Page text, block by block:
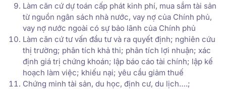
Làm căn cứ dự toán cấp phát kinh phí, mua sắm tài sản
từ nguồn ngân sách nhà nước, vay nợ của Chính phủ,
vay nợ nước ngoài có sự bảo lãnh của Chính phủ
Làm căn cứ tư vấn đầu tư và ra quyết định; nghiên cứu
thị trường; phân tích khả thi; phân tích lợi nhuận; xác
định giá trị chứng khoán; lập báo cáo tài chính; lập kế
hoạch làm việc; khiếu nại; yêu cầu giảm thuế
Chứng minh tài sản, du học, định cư, du lịch….;